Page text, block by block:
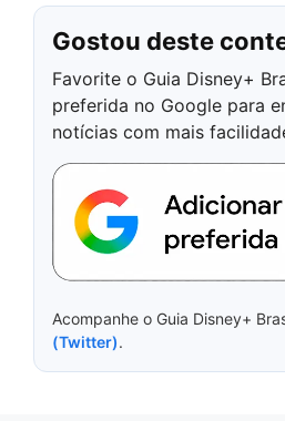
Gostou deste
Favorite o Guia Disney+
preferida no Google para
notícias com mais
Acompanhe o Guia Disney+
(Twitter).